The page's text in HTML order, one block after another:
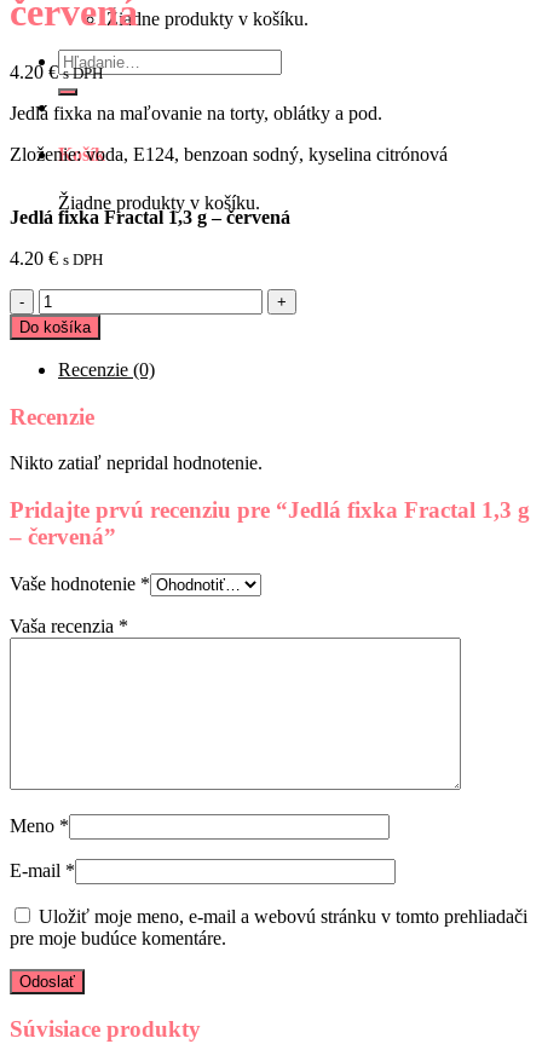
Žiadne produkty v košíku.
Hľadať:
Košík
Žiadne produkty v košíku.
červená
4.20€ s DPH
Jedlá fixka na maľovanie na torty, oblátky a pod.
Zloženie: voda, E124, benzoan sodný, kyselina citrónová
Jedlá fixka Fractal 1,3 g – červená
4.20 € s DPH
množstvo
Jedlá
fixka
Fractal
1,3
-
Do košíka
Recenzie (0)
Recenzie
Nikto zatiaľ nepridal hodnotenie.
Pridajte prvú recenziu pre “Jedlá fixka Fractal 1,3 g
– červená”
Vaše hodnotenie *
Vaša recenzia *
Meno *
E-mail *
Uložiť moje meno, e-mail a webovú stránku v tomto prehliadači
pre moje budúce komentáre.
Súvisiace produkty